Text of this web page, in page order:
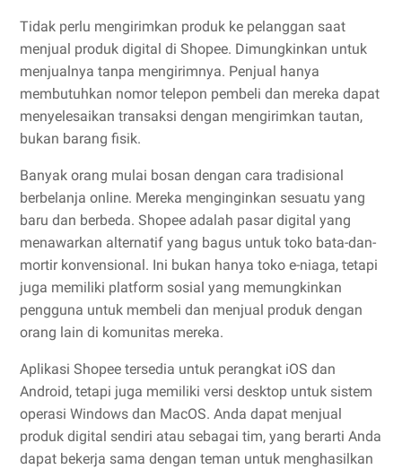
Tidak perlu mengirimkan produk ke pelanggan saat
menjual produk digital di Shopee. Dimungkinkan untuk
menjualnya tanpa mengirimnya. Penjual hanya
membutuhkan nomor telepon pembeli dan mereka dapat
menyelesaikan transaksi dengan mengirimkan tautan,
bukan barang fisik.
Banyak orang mulai bosan dengan cara tradisional
berbelanja online. Mereka menginginkan sesuatu yang
baru dan berbeda. Shopee adalah pasar digital yang
menawarkan alternatif yang bagus untuk toko bata-dan-
mortir konvensional. Ini bukan hanya toko e-niaga, tetapi
juga memiliki platform sosial yang memungkinkan
pengguna untuk membeli dan menjual produk dengan
orang lain di komunitas mereka.
Aplikasi Shopee tersedia untuk perangkat iOS dan
Android, tetapi juga memiliki versi desktop untuk sistem
operasi Windows dan MacOS. Anda dapat menjual
produk digital sendiri atau sebagai tim, yang berarti Anda
dapat bekerja sama dengan teman untuk menghasilkan